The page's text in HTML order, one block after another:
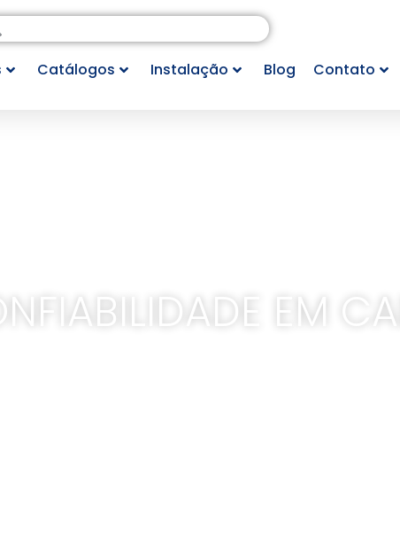
Catálogos Instalação Blog Contato
EM